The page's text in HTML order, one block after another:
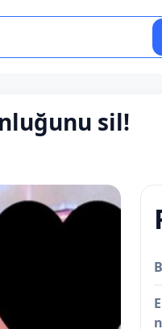
sil!